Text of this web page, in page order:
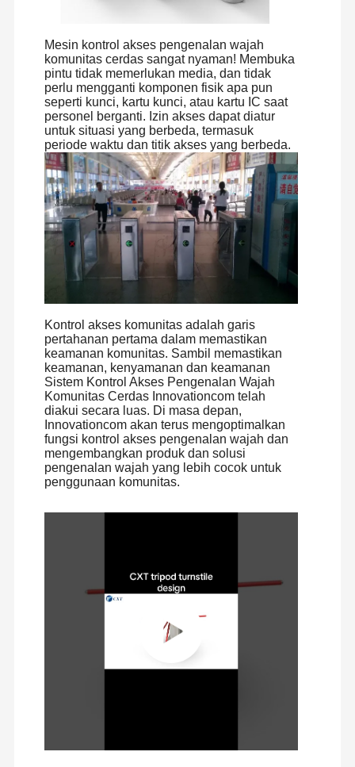
Rumah Produk
Tentang
Kami
Tur Pabrik
Kontrol
Kualitas
Hubungi
Kami
Berita Kasus-Kasus
Kutipan
Gerbang Pintu Putar Tripod
Mesin kontrol akses pengenalan wajah
komunitas cerdas sangat nyaman! Membuka
pintu tidak memerlukan media, dan tidak
perlu mengganti komponen fisik apa pun
seperti kunci, kartu kunci, atau kartu IC saat
personel berganti. Izin akses dapat diatur
untuk situasi yang berbeda, termasuk
periode waktu dan titik akses yang berbeda.
Kontrol akses komunitas adalah garis
pertahanan pertama dalam memastikan
keamanan komunitas. Sambil memastikan
keamanan, kenyamanan dan keamanan
Sistem Kontrol Akses Pengenalan Wajah
Komunitas Cerdas Innovationcom telah
diakui secara luas. Di masa depan,
Innovationcom akan terus mengoptimalkan
fungsi kontrol akses pengenalan wajah dan
mengembangkan produk dan solusi
pengenalan wajah yang lebih cocok untuk
penggunaan komunitas.
Didirikan pada tahun 2006, Shenzhen Chuang Xin Tong
Technology Co., Ltd. adalah perusahaan teknologi tinggi,
mengintegrasikan R & D, produksi, penjualan dan
layanan dalam satu.CXT berkomitmen pada domain
Smart Pedestrian Access Control Management, Ini
menyediakan klien dengan profesional dan
dipersonalisasi Akses Control Turnstiles dan Security
Gate solusi.